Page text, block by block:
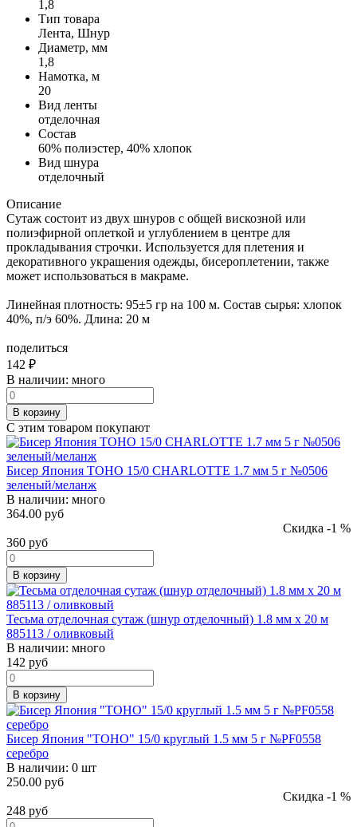
1,8
Тип товара
Лента, Шнур
Диаметр, мм
1,8
Намотка, м
20
Вид ленты
отделочная
Состав
60% полиэстер, 40% хлопок
Вид шнура
отделочный
Описание
Сутаж состоит из двух шнуров с общей вискозной или
полиэфирной оплеткой и углублением в центре для
прокладывания строчки. Используется для плетения и
декоративного украшения одежды, бисероплетении, также
может использоваться в макраме.
Линейная плотность: 95±5 гр на 100 м. Состав сырья: хлопок
40%, п/э 60%. Длина: 20 м
поделиться
142 ₽
В наличии: много
В корзину
С этим товаром покупают
Бисер Япония TOHO 15/0 CHARLOTTE 1.7 мм 5 г №0506
зеленый/меланж
В наличии: много
364.00 руб
Скидка -1 %
360 руб
В корзину
Тесьма отделочная сутаж (шнур отделочный) 1.8 мм х 20 м
885113 / оливковый
В наличии: много
142 руб
В корзину
Бисер Япония "TOHO" 15/0 круглый 1.5 мм 5 г №PF0558
серебро
В наличии: 0 шт
250.00 руб
Скидка -1 %
248 руб